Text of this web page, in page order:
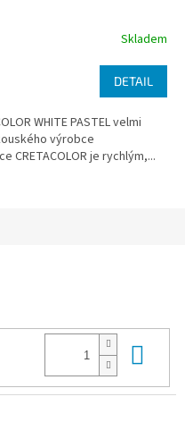
Skladem
DETAIL
WHITE PASTEL velmi
výrobce
CRETACOLOR je rychlým,...